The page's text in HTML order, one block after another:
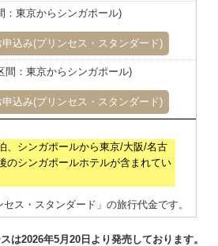
：東京からシンガポール)
申込み(プリンセス・スタンダード)
間：東京からシンガポール)
申込み(プリンセス・スタンダード)
、シンガポールから東京/大阪/名古
のシンガポールホテルが含まれてい
ス・スタンダード」の旅行代金です。
は2026年5月20日より発売しております。